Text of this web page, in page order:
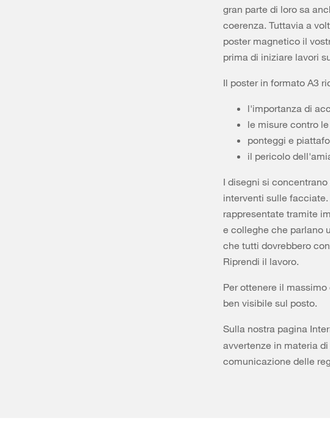
gran parte di loro sa
coerenza. Tuttavia a
poster magnetico il
prima di iniziare lavori
Il poster in formato A3
l'importanza di
le misure contro
ponteggi e
il pericolo
I disegni si
interventi sulle
rappresentate tramite
e colleghe che parlano
che tutti dovrebbero
Riprendi il lavoro.
Per ottenere il
ben visibile sul posto.
Sulla nostra pagina
avvertenze in materia
comunicazione delle